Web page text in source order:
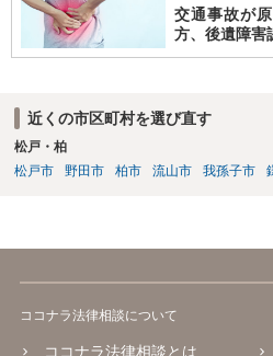
交通事故が
方、後遺障害
近くの市区町村を選び直す
松戸・柏
松戸市
野田市 柏市 流山市 我孫子市
ココナラ法律相談について
ココナラ法律相談とは